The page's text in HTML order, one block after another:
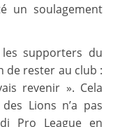
un soulagement
supporters du
de rester au club :
revenir ». Cela
Lions n’a pas
Pro League en